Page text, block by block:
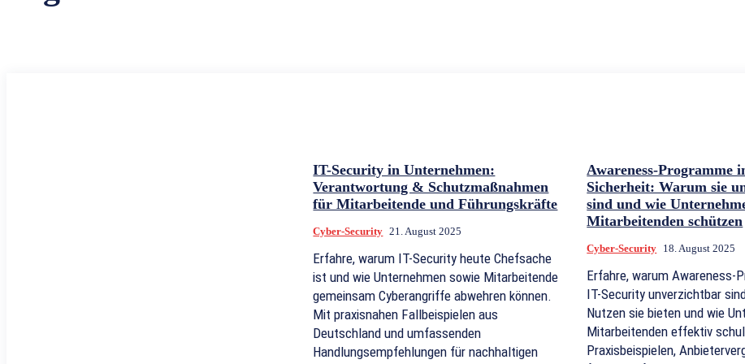
IT-Security in Unternehmen:
Verantwortung & Schutzmaßnahmen
für Mitarbeitende und Führungskräfte
Cyber-Security 21. August 2025
Erfahre, warum IT-Security heute Chefsache
ist und wie Unternehmen sowie Mitarbeitende
gemeinsam Cyberangriffe abwehren können.
Mit praxisnahen Fallbeispielen aus
Deutschland und umfassenden
Handlungsempfehlungen für nachhaltigen
Awareness-Programme
Sicherheit: Warum sie
sind und wie
Mitarbeitenden schützen
Cyber-Security 18. August 2025
Erfahre, warum Awareness-
IT-Security unverzichtbar
Nutzen sie bieten und wie
Mitarbeitenden effektiv
Praxisbeispielen,